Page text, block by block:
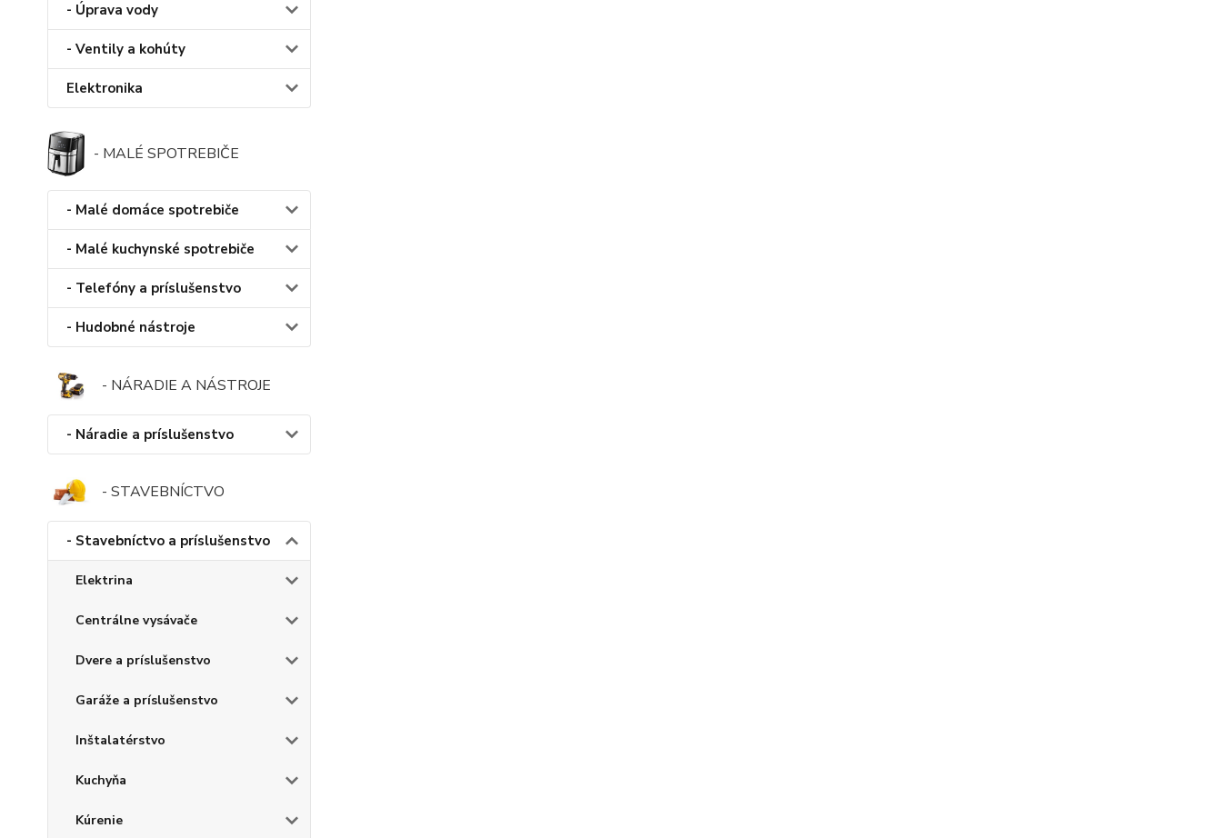
- Úprava vody
- Ventily a kohúty
Elektronika
- MALÉ SPOTREBIČE
- Malé domáce spotrebiče
- Malé kuchynské spotrebiče
- Telefóny a príslušenstvo
- Hudobné nástroje
- NÁRADIE A NÁSTROJE
- Náradie a príslušenstvo
- STAVEBNÍCTVO
- Stavebníctvo a príslušenstvo
Elektrina
Centrálne vysávače
Dvere a príslušenstvo
Garáže a príslušenstvo
Inštalatérstvo
Kuchyňa
Kúrenie